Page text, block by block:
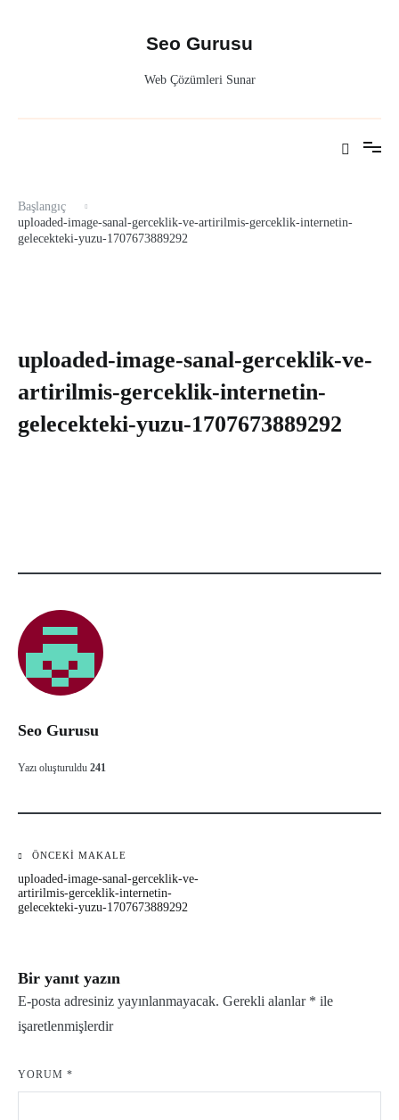
Seo Gurusu
Web Çözümleri Sunar
Başlangıç
uploaded-image-sanal-gerceklik-ve-artirilmis-gerceklik-internetin-
gelecekteki-yuzu-1707673889292
uploaded-image-sanal-gerceklik-ve-
artirilmis-gerceklik-internetin-
gelecekteki-yuzu-1707673889292
Seo Gurusu
Yazı oluşturuldu 241
Yazı
gezinmesi
ÖNCEKI MAKALE
uploaded-image-sanal-gerceklik-ve-
artirilmis-gerceklik-internetin-
gelecekteki-yuzu-1707673889292
Bir yanıt yazın
E-posta adresiniz yayınlanmayacak. Gerekli alanlar * ile
işaretlenmişlerdir
YORUM *